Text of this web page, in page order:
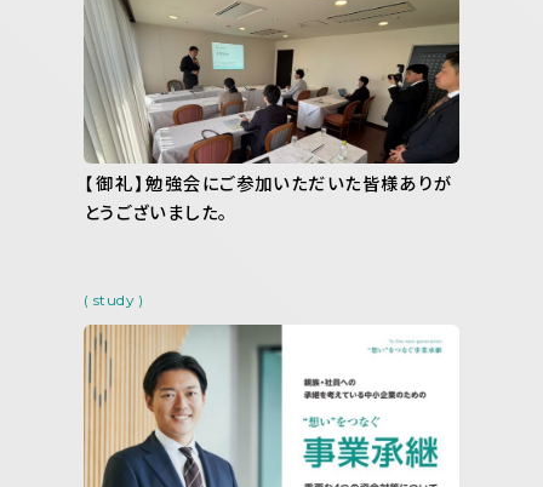
【御礼】勉強会にご参加いただいた皆様ありが
とうございました。
( study )